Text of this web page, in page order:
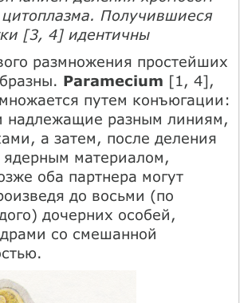
цитоплазма. Получившиеся
[3, 4] идентичны
размножения простейших
Paramecium [1, 4],
путем конъюгации:
надлежащие разным линиям,
а затем, после деления
материалом,
оба партнера могут
до восьми (по
дочерних особей,
со смешанной